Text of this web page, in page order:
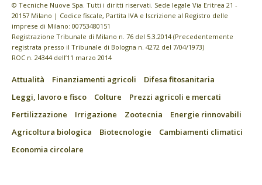
© Tecniche Nuove Spa. Tutti i diritti riservati. Sede legale Via Eritrea 21 -
20157 Milano | Codice fiscale, Partita IVA e Iscrizione al Registro delle
imprese di Milano: 00753480151
Registrazione Tribunale di Milano n. 76 del 5.3.2014 (Precedentemente
registrata presso il Tribunale di Bologna n. 4272 del 7/04/1973)
ROC n. 24344 dell’11 marzo 2014
Attualità Finanziamenti agricoli
Difesa fitosanitaria
Leggi, lavoro e fisco
Colture
Prezzi agricoli e mercati
Fertilizzazione
Irrigazione Zootecnia
Energie rinnovabili
Agricoltura biologica
Biotecnologie
Cambiamenti climatici
Economia circolare